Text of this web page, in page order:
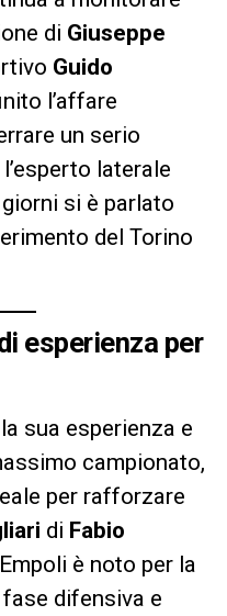
di Giuseppe
Guido
l’affare
un serio
laterale
si è parlato
del Torino
esperienza per
sua esperienza e
campionato,
per rafforzare
di Fabio
è noto per la
difensiva e